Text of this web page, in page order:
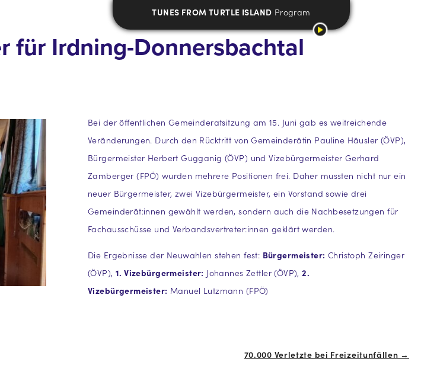
TUNES FROM TURTLE ISLAND Program
für Irdning-Donnersbachtal
Bei der öffentlichen Gemeinderatsitzung am 15. Juni gab es weitreichende
Veränderungen. Durch den Rücktritt von Gemeinderätin Pauline Häusler (ÖVP),
Bürgermeister Herbert Gugganig (ÖVP) und Vizebürgermeister Gerhard
Zamberger (FPÖ) wurden mehrere Positionen frei. Daher mussten nicht nur ein
neuer Bürgermeister, zwei Vizebürgermeister, ein Vorstand sowie drei
Gemeinderät:innen gewählt werden, sondern auch die Nachbesetzungen für
Fachausschüsse und Verbandsvertreter:innen geklärt werden.
Die Ergebnisse der Neuwahlen stehen fest: Bürgermeister: Christoph Zeiringer
(ÖVP), 1. Vizebürgermeister: Johannes Zettler (ÖVP),2.
Vizebürgermeister: Manuel Lutzmann (FPÖ)
70.000 Verletzte bei Freizeitunfällen →